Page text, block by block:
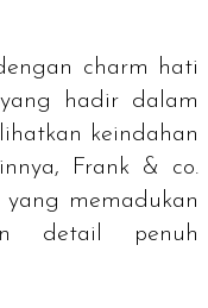
charm hati
hadir dalam
keindahan
Frank & co.
memadukan
detail penuh